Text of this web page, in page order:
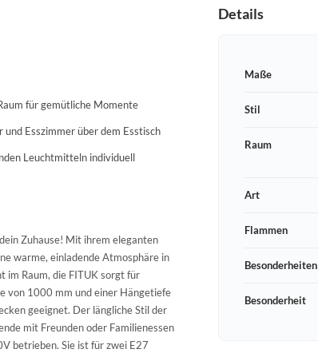
für gemütliche Momente
Esszimmer über dem Esstisch
Leuchtmitteln individuell
Zuhause! Mit ihrem eleganten
warme, einladende Atmosphäre in
im Raum, die FITUK sorgt für
von 1000 mm und einer Hängetiefe
geeignet. Der längliche Stil der
mit Freunden oder Familienessen
betrieben. Sie ist für zwei E27
Details
Maße
Stil
Raum
Art
Flammen
Besonderheiten
Besonderheit